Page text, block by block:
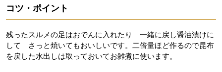
コツ・ポイント
残ったスルメの足はおでんに入れたり 一緒に戻し醤油漬けに
して さっと焼いてもおいしいです。二倍量ほど作るので昆布
を戻した水出しは取っておいてお雑煮に使います。